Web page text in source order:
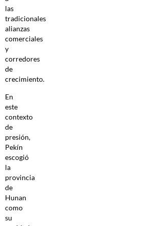
las
tradicionales
alianzas
comerciales
y
corredores
de
crecimiento.
En
este
contexto
de
presión,
Pekín
escogió
la
provincia
de
Hunan
como
su